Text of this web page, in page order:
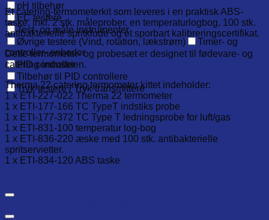
pH tilbehør
EC testere
Test- og måle instrumenter
Øvrige testere (Vind, rotation, lækstrøm)
Timer- og
controller- enheder
PID controller
Tilbehør til PID controllere
Tryk-testere / Tryk-transmittere
Et catering-termometerkit som leveres i en praktisk ABS-
taske, inkl. 2 stk. måleprober, en temperaturlogbog, 100 stk.
antibakterielle spritklude og et sporbart kalibreringscertifikat.
Dette termometer- og probesæt er designet til fødevare- og
catering-industrien.
Therma 22 catering termometer kittet indeholder:
1 x ETI-227-022 Therma 22 termometer
1 x ETI-177-166 TC TypeT indstiks probe
1 x ETI-177-372 TC Type T ledningsprobe for luft/gas
1 x ETI-831-100 temperatur log-bog
1 x ETI-836-220 æske med 100 stk. antibakterielle
spritservietter.
1 x ETI-834-120 ABS taske